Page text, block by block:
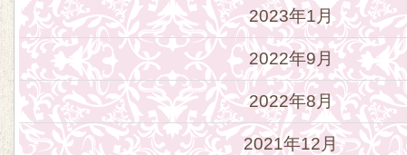
2023年1月
2022年9月
2022年8月
2021年12月